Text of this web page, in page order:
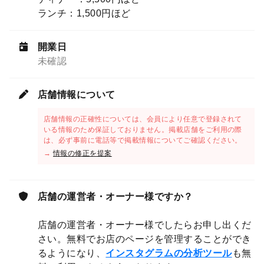
ランチ：1,500円ほど
開業日
未確認
店舗情報について
店舗情報の正確性については、会員により任意で登録されて
いる情報のため保証しておりません。掲載店舗をご利用の際
は、必ず事前に電話等で掲載情報についてご確認ください。
→情報の修正を提案
店舗の運営者・オーナー様ですか？
店舗の運営者・オーナー様でしたらお申し出くだ
さい。無料でお店のページを管理することができ
るようになり、 インスタグラムの分析ツールも無